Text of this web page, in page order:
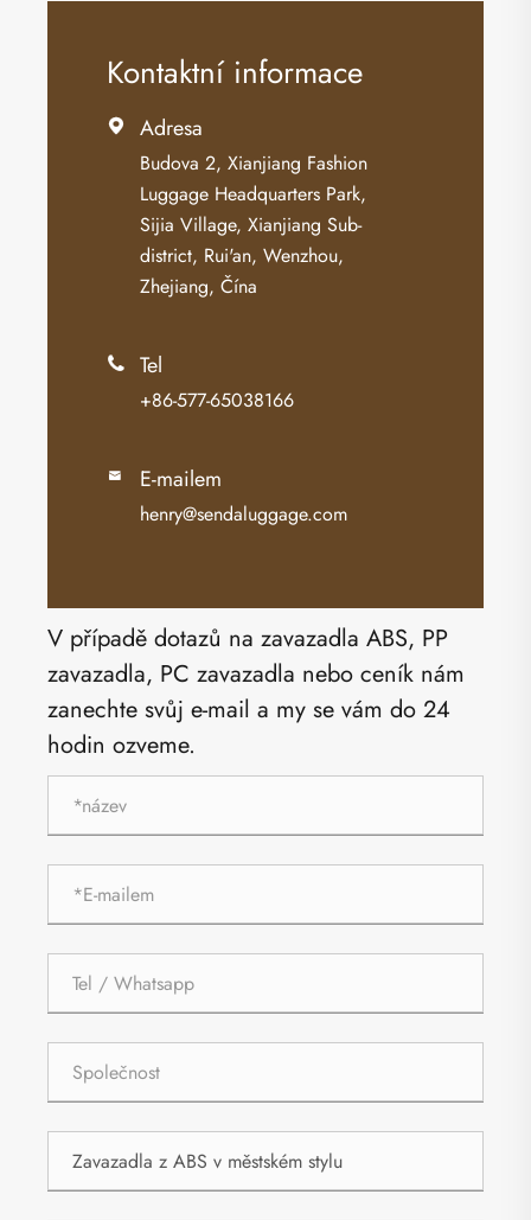
Kontaktní informace
 Adresa
Budova 2, Xianjiang Fashion
Luggage Headquarters Park,
Sijia Village, Xianjiang Sub-
district, Rui'an, Wenzhou,
Zhejiang, Čína
 Tel
+86-577-65038166
 E-mailem
henry@sendaluggage.com
V případě dotazů na zavazadla ABS, PP
zavazadla, PC zavazadla nebo ceník nám
zanechte svůj e-mail a my se vám do 24
hodin ozveme.